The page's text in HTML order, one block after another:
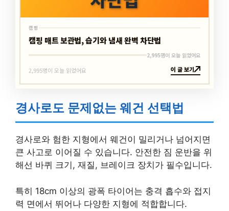
캠핑
캠핑 매트 보관법, 습기와 냄새 완벽 차단법
2,995명이 오늘 읽었어요
2,995명이 오늘 읽었어요 이 글 보기
경사로도 문제없는 웨건 선택법
경사로와 험한 지형에서 웨건이 밀리거나 넘어지면
큰 사고로 이어질 수 있습니다. 안전한 짐 운반을 위
해선 바퀴 크기, 재질, 브레이크 장치가 필수입니다.
특히 18cm 이상의 광폭 타이어는 충격 흡수와 접지
력 면에서 뛰어나 다양한 지형에 적합합니다.